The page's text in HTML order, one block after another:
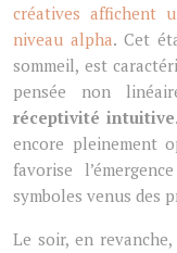
créatives affichent
niveau alpha. Cet
sommeil, est
pensée non
réceptivité intuitive
encore pleinement
favorise
symboles venus des
Le soir, en